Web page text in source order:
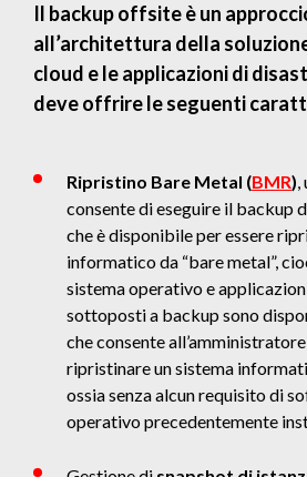
Il backup offsite è un
all’architettura della
cloud e le applicazioni di
deve offrire le seguenti
Ripristino Bare Metal (BMR)
consente di eseguire il backup
che è disponibile per essere
informatico da “bare metal”,
sistema operativo e
sottoposti a backup sono
che consente
ripristinare un sistema
ossia senza alcun requisito di
operativo precedentemente